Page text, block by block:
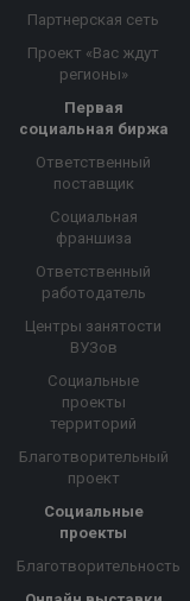
Партнерская сеть
Проект «Вас ждут
регионы»
Первая
социальная биржа
Ответственный
поставщик
Социальная
франшиза
Ответственный
работодатель
Центры занятости
ВУЗов
Социальные
проекты
территорий
Благотворительный
проект
Социальные
проекты
Благотворительность